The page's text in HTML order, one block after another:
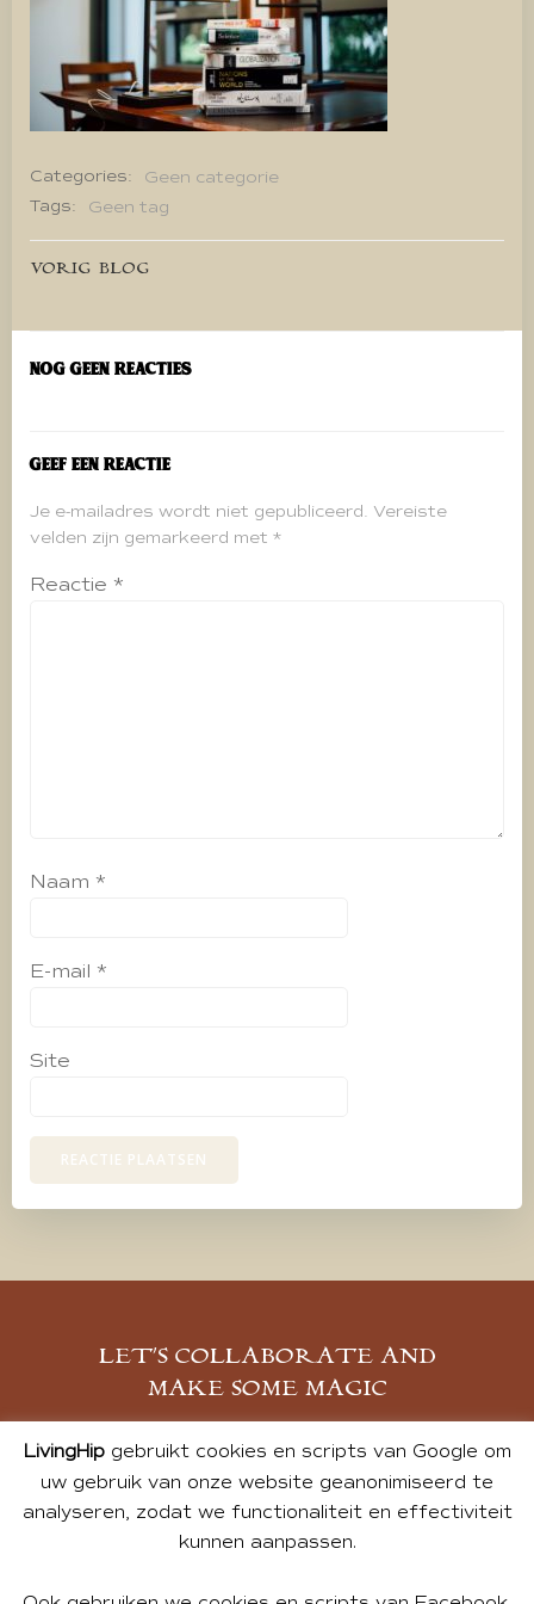
Categories:
Geen categorie
Tags:
Geen tag
Bericht
navigatie
VORIG BLOG
Nog geen reacties
Geef een reactie
Je e-mailadres wordt niet gepubliceerd. Vereiste
velden zijn gemarkeerd met *
Reactie *
Naam *
E-mail *
Site
LET’S COLLABORATE AND
MAKE SOME MAGIC
MELD JE AAN
LivingHipgebruikt cookies en scripts van Google om
uw gebruik van onze website geanonimiseerd te
analyseren, zodat we functionaliteit en effectiviteit
kunnen aanpassen.